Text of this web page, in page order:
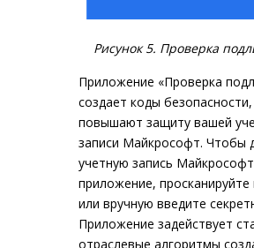
Рисунок 5. Проверка
Приложение «Проверка
создает коды
повышают защиту вашей
записи Майкрософт. Чтобы
учетную запись
приложение,
или вручную введите
Приложение задействует
отраслевые алгоритмы